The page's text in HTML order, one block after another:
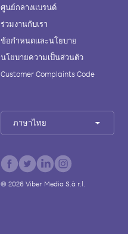
ศูนย์กลางแบรนด์
ร่วมงานกับเรา
ข้อกำหนดและนโยบาย
นโยบายความเป็นส่วนตัว
Customer Complaints Code
ภาษาไทย
© 2026Viber Media S.à r.l.